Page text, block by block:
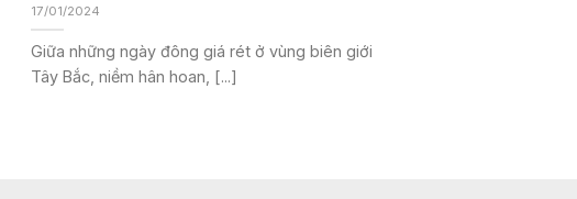
17/01/2024
Giữa những ngày đông giá rét ở vùng biên giới
Tây Bắc, niềm hân hoan, [...]